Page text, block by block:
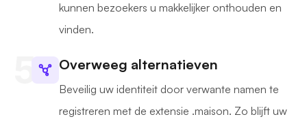
kunnen bezoekers u makkelijker onthouden en
vinden.
Overweeg alternatieven
Beveilig uw identiteit door verwante namen te
registreren met de extensie .maison. Zo blijft uw